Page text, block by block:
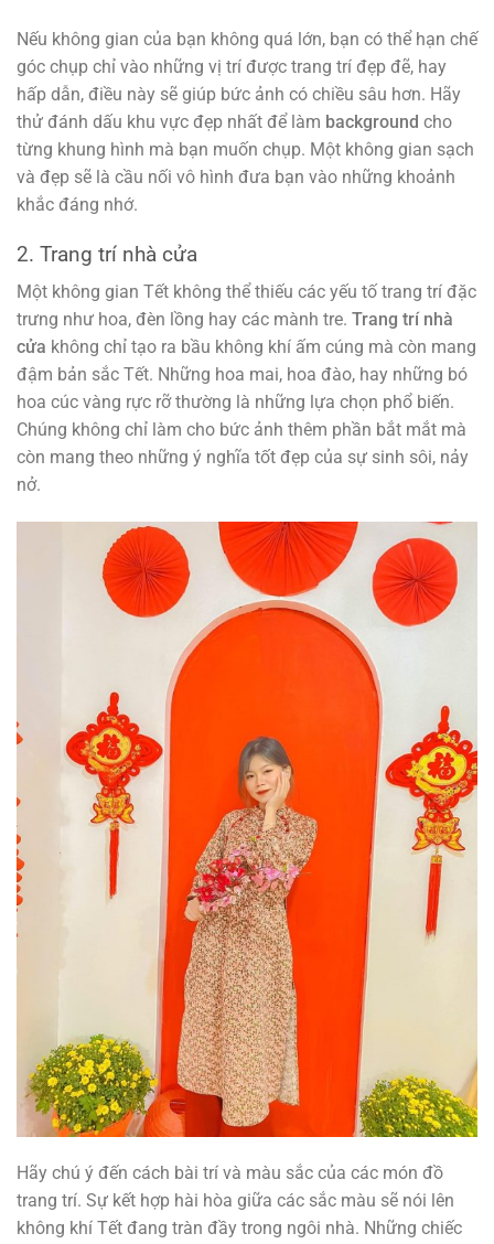
Nếu không gian của bạn không quá lớn, bạn có thể hạn chế
góc chụp chỉ vào những vị trí được trang trí đẹp đẽ, hay
hấp dẫn, điều này sẽ giúp bức ảnh có chiều sâu hơn. Hãy
thử đánh dấu khu vực đẹp nhất để làm background cho
từng khung hình mà bạn muốn chụp. Một không gian sạch
và đẹp sẽ là cầu nối vô hình đưa bạn vào những khoảnh
khắc đáng nhớ.
2. Trang trí nhà cửa
Một không gian Tết không thể thiếu các yếu tố trang trí đặc
trưng như hoa, đèn lồng hay các mành tre. Trang trí nhà
cửa không chỉ tạo ra bầu không khí ấm cúng mà còn mang
đậm bản sắc Tết. Những hoa mai, hoa đào, hay những bó
hoa cúc vàng rực rỡ thường là những lựa chọn phổ biến.
Chúng không chỉ làm cho bức ảnh thêm phần bắt mắt mà
còn mang theo những ý nghĩa tốt đẹp của sự sinh sôi, nảy
nở.
Hãy chú ý đến cách bài trí và màu sắc của các món đồ
trang trí. Sự kết hợp hài hòa giữa các sắc màu sẽ nói lên
không khí Tết đang tràn đầy trong ngôi nhà. Những chiếc